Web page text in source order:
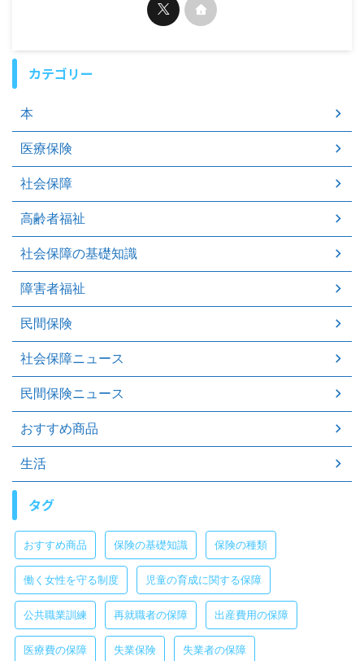
カテゴリー
本
医療保険
社会保障
高齢者福祉
社会保障の基礎知識
障害者福祉
民間保険
社会保障ニュース
民間保険ニュース
おすすめ商品
生活
タグ
おすすめ商品 保険の基礎知識 保険の種類
働く女性を守る制度 児童の育成に関する保障
公共職業訓練 再就職者の保障 出産費用の保障
医療費の保障 失業保険 失業者の保障